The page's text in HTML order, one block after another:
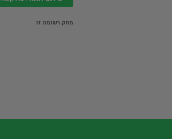
מחק רשומה זו